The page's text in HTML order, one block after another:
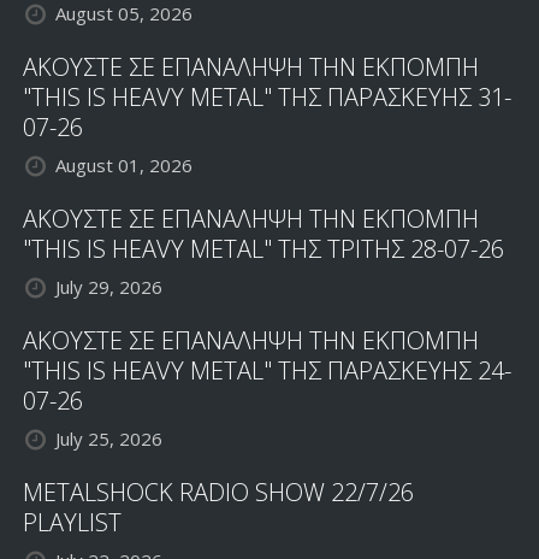
August 05, 2026
ΑΚΟΥΣΤΕ ΣΕ ΕΠΑΝΑΛΗΨΗ ΤΗΝ ΕΚΠΟΜΠΗ
"THIS IS HEAVY METAL" ΤΗΣ ΠΑΡΑΣΚΕΥΗΣ 31-
07-26
August 01, 2026
ΑΚΟΥΣΤΕ ΣΕ ΕΠΑΝΑΛΗΨΗ ΤΗΝ ΕΚΠΟΜΠΗ
"THIS IS HEAVY METAL" ΤΗΣ ΤΡΙΤΗΣ 28-07-26
July 29, 2026
ΑΚΟΥΣΤΕ ΣΕ ΕΠΑΝΑΛΗΨΗ ΤΗΝ ΕΚΠΟΜΠΗ
"THIS IS HEAVY METAL" ΤΗΣ ΠΑΡΑΣΚΕΥΗΣ 24-
07-26
July 25, 2026
METALSHOCK RADIO SHOW 22/7/26
PLAYLIST